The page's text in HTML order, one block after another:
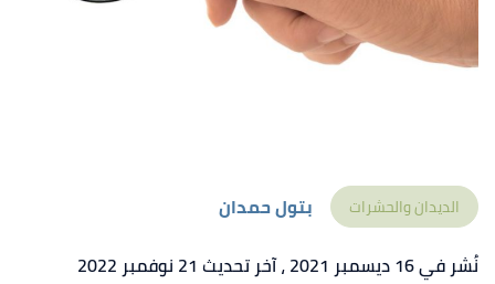
الديدان والحشرات
بتول حمدان
نُشر في 16 ديسمبر 2021
، آخر تحديث 21 نوفمبر 2022